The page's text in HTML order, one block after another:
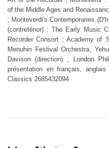
of the Middle Ages and
; Monteverdi's Contemporaries
(contreténor) ; The Early Music
Recorder Consort ; Academy of
Menuhin Festival Orchestra,
Davison (direction) ; London
présentation en français,
Classics 2685432094